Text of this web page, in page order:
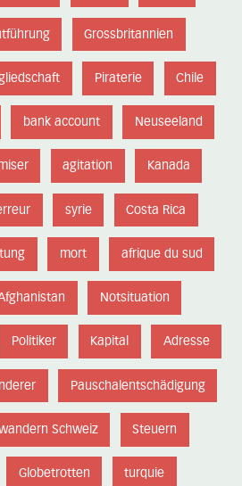
Grossbritannien
Piraterie Chile
bank account Neuseeland
agitation Kanada
syrie Costa Rica
mort afrique du sud
Notsituation
Politiker Kapital Adresse
Pauschalentschädigung
Schweiz Steuern
Globetrotten turquie